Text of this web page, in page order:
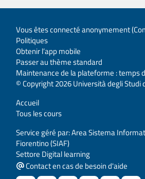
Vous êtes connecté anonymement (
Politiques
Obtenir l’app mobile
Passer au thème standard
Maintenance de la plateforme : temps
© Copyright 2026 Università degli Studi
Accueil
Tous les cours
Service géré par: Area Sistema
Fiorentino (SIAF)
Settore Digital learning
Contact en cas de besoin d'aide